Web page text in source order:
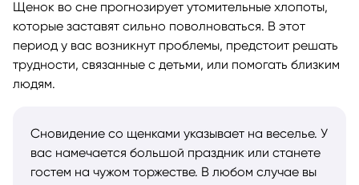
Щенок во сне прогнозирует утомительные хлопоты,
которые заставят сильно поволноваться. В этот
период у вас возникнут проблемы, предстоит решать
трудности, связанные с детьми, или помогать близким
людям.
Сновидение со щенками указывает на веселье. У
вас намечается большой праздник или станете
гостем на чужом торжестве. В любом случае вы